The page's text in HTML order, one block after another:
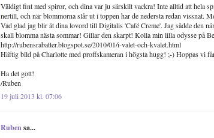
Väldigt fint med spiror, och dina var ju särskilt vackra! Inte alltid att hela
nertill, och när blommorna slår ut i toppen har de nedersta redan vissnat.
Vad glad jag blir åt dina lovord till Digitalis 'Café Creme'. Jag sådde den
skall blomma nästa sommar! Gillar den skarpt! Kolla min lilla odysse på
http://rubensrabatter.blogspot.se/2010/01/i-valet-och-kvalet.html
Häftig bild på Charlotte med proffskameran i högsta hugg! ;-) Hoppas vi
Ha det gott!
/Ruben
19 juli 2013 kl. 07:06
Rubensa...